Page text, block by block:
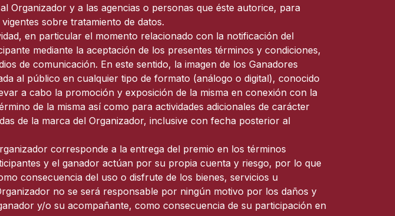
Organizador y a las agencias o personas que éste autorice, para
sobre tratamiento de datos.
en particular el momento relacionado con la notificación del
mediante la aceptación de los presentes términos y condiciones,
de comunicación. En este sentido, la imagen de los Ganadores
al público en cualquier tipo de formato (análogo o digital), conocido
a cabo la promoción y exposición de la misma en conexión con la
de la misma así como para actividades adicionales de carácter
de la marca del Organizador, inclusive con fecha posterior al
corresponde a la entrega del premio en los términos
y el ganador actúan por su propia cuenta y riesgo, por lo que
consecuencia del uso o disfrute de los bienes, servicios u
no se será responsable por ningún motivo por los daños y
y/o su acompañante, como consecuencia de su participación en